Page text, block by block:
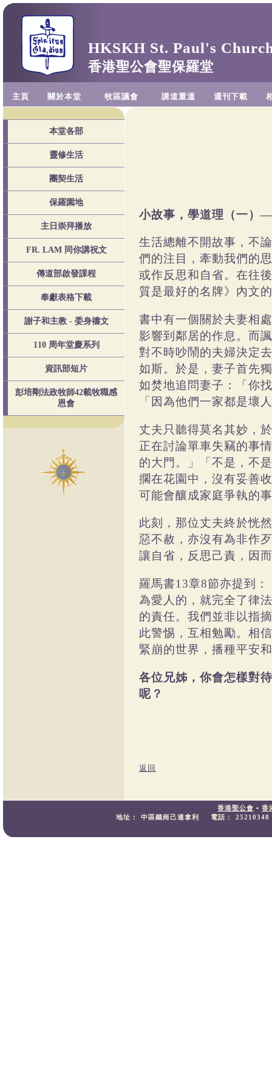
HKSKH St. Paul's
香港聖公會聖保羅堂
主頁 關於本堂 牧區議會 講道重溫 週刊下載
本堂各部
靈修生活
團契生活
保羅園地
主日崇拜播放
FR. LAM 同你講祝文
傳道部啟發課程
奉獻表格下載
謝子和主教 - 委身禱文
110 周年堂慶系列
資訊部短片
彭培剛法政牧師42載牧職感
恩會
小故事，學道理（一）
生活總離不開故事，不
們的注目，牽動我們的
或作反思和自省。在往
質是最好的名牌》內文
書中有一個關於夫妻相
影響到鄰居的作息。而
對不時吵鬧的夫婦決定
如斯。於是，妻子首先
如焚地追問妻子：「你
「因為他們一家都是壞
丈夫只聽得莫名其妙，
正在討論單車失竊的事
的大門。」「不是，不
擱在花園中，沒有妥善
可能會釀成家庭爭執的
此刻，那位丈夫終於恍
惡不赦，亦沒有為非作
讓自省，反思己責，因
羅馬書13章8節亦提到
為愛人的，就完全了律
的責任。我們並非以指
此警惕，互相勉勵。相
緊崩的世界，播種平安
各位兄姊，你會怎樣對
呢？
返回
香港聖公會 • 香
地址：
中區鐵崗己連拿利 電話： 25210348